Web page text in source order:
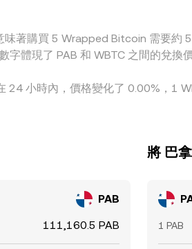
著購買 5 Wrapped Bitcoin 需要
體現了 PAB 和 WBTC 之間的兌換
小時內，價格變化了 0.00%，1
PAB
111,160.5 PAB
將 巴
1 PAB